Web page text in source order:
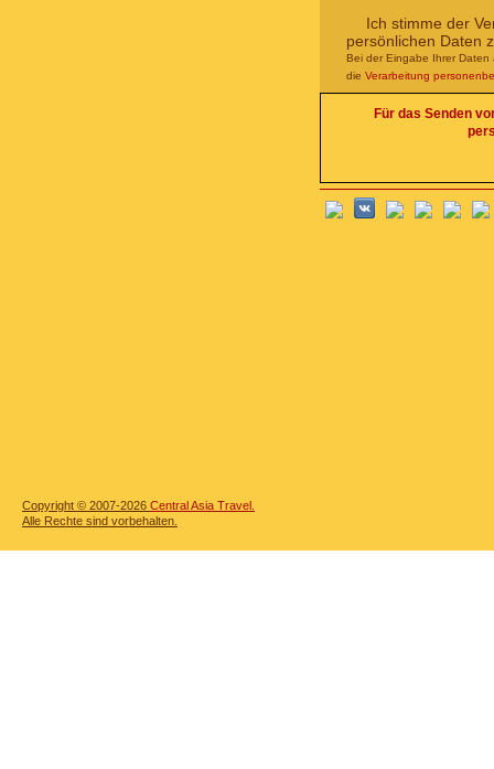
Ich stimme der
persönlichen Daten
Bei der Eingabe Ihrer Daten
die Verarbeitung
Für das Senden
Copyright © 2007-2026 Central Asia Travel.
Alle Rechte sind vorbehalten.